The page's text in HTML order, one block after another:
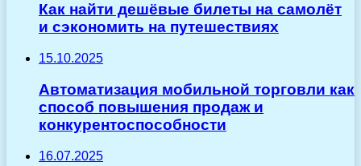
Как найти дешёвые билеты на самолёт
и сэкономить на путешествиях
15.10.2025
Автоматизация мобильной торговли как
способ повышения продаж и
конкурентоспособности
16.07.2025